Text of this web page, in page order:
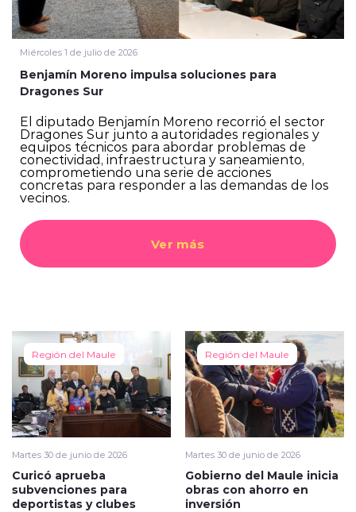
Miércoles 1 de julio de 2026
Benjamín Moreno impulsa soluciones para
Dragones Sur
El diputado Benjamín Moreno recorrió el sector
Dragones Sur junto a autoridades regionales y
equipos técnicos para abordar problemas de
conectividad, infraestructura y saneamiento,
comprometiendo una serie de acciones
concretas para responder a las demandas de los
vecinos.
Ver más
Región del Maule
Martes 30 de junio de 2026
Curicó aprueba
subvenciones para
deportistas y clubes
Región del Maule
Martes 30 de junio de 2026
Gobierno del Maule inicia
obras con ahorro en
inversión